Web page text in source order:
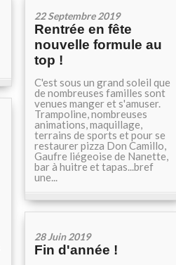
22 Septembre 2019
Rentrée en fête
nouvelle formule au
top !
C'est sous un grand soleil que
de nombreuses familles sont
venues manger et s'amuser.
Trampoline, nombreuses
animations, maquillage,
terrains de sports et pour se
restaurer pizza Don Camillo,
Gaufre liégeoise de Nanette,
bar à huitre et tapas...bref
une...
28 Juin 2019
Fin d'année !